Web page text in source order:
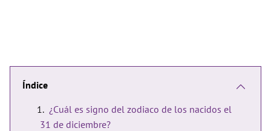
Índice
¿Cuál es signo del zodiaco de los nacidos el
31 de diciembre?